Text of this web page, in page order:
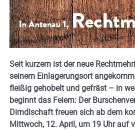
Seit kurzem ist der neue
seinem Einlagerungsort
fleißig gehobelt und gefräst – in
beginnt das Feiern: Der
Dirndlschaft freuen sich ab dem
Mittwoch, 12. April, um 19 Uhr auf